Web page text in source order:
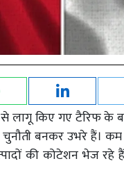
लागू किए गए टैरिफ के
बनकर उभरे हैं।
की कोटेशन भेज रहे